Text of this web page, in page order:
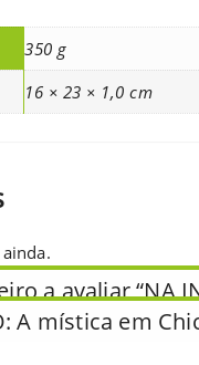
350 g
16 × 23 × 1,0 cm
a avaliar “NA
A mística em